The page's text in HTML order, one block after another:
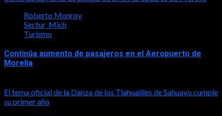
Roberto Monroy
Sectur_Mich
Turismo
Continúa aumento de pasajeros en el Aeropuerto de
Morelia
El tema oficial de la Danza de los Tlahualiles de Sahuayo cumple
su primer año